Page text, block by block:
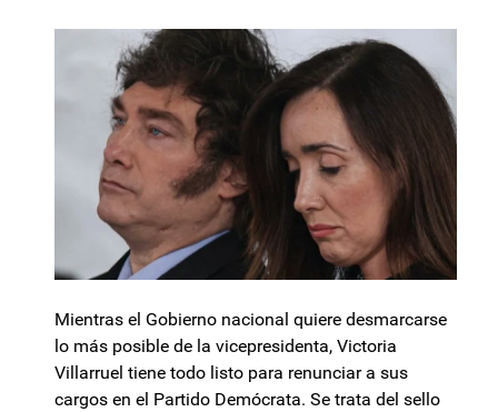
Mientras el Gobierno nacional quiere desmarcarse
lo más posible de la vicepresidenta, Victoria
Villarruel tiene todo listo para renunciar a sus
cargos en el Partido Demócrata. Se trata del sello